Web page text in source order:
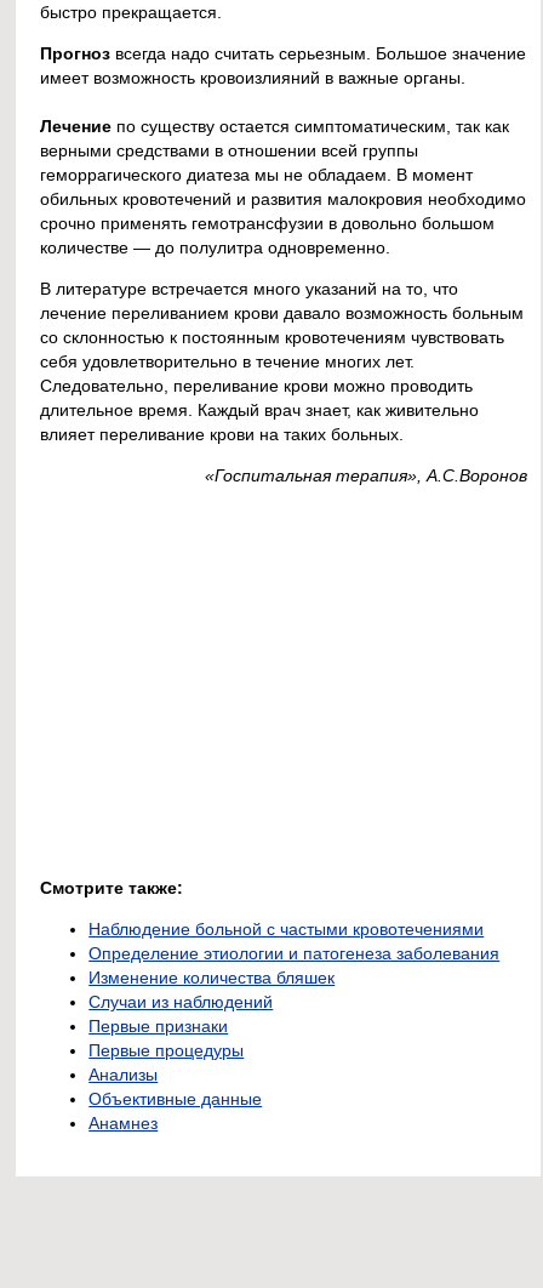
быстро прекращается.
Прогноз всегда надо считать серьезным. Большое значение
имеет возможность кровоизлияний в важные органы.
Лечение по существу остается симптоматическим, так как
верными средствами в отношении всей группы
геморрагического диатеза мы не обладаем. В момент
обильных кровотечений и развития малокровия необходимо
срочно применять гемотрансфузии в довольно большом
количестве — до полулитра одновременно.
В литературе встречается много указаний на то, что
лечение переливанием крови давало возможность больным
со склонностью к постоянным кровотечениям чувствовать
себя удовлетворительно в течение многих лет.
Следовательно, переливание крови можно проводить
длительное время. Каждый врач знает, как живительно
влияет переливание крови на таких больных.
«Госпитальная терапия», А.С.Воронов
Смотрите также:
Наблюдение больной с частыми кровотечениями
Определение этиологии и патогенеза заболевания
Изменение количества бляшек
Случаи из наблюдений
Первые признаки
Первые процедуры
Анализы
Объективные данные
Анамнез